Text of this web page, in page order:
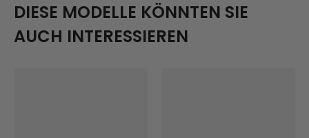
DIESE MODELLE KÖNNTEN SIE
AUCH INTERESSIEREN